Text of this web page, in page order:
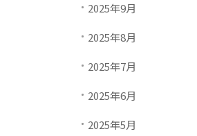
2025年9月
2025年8月
2025年7月
2025年6月
2025年5月